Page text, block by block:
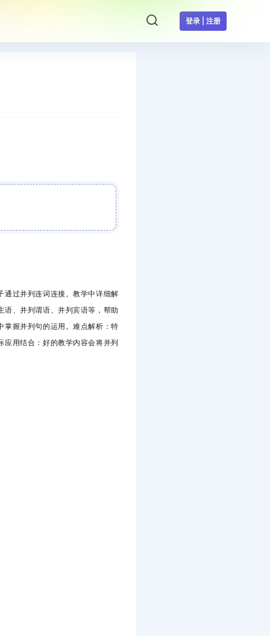
登录 | 注册
通过并列连词连接。教学中详细解
语、并列谓语、并列宾语等，帮助
掌握并列句的运用。难点解析 ：特
应用结合 ：好的教学内容会将并列